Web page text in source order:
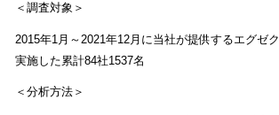
＜調査対象＞
2015年1月～2021年12月に当社が提供するエグゼ
実施した累計84社1537名
＜分析方法＞